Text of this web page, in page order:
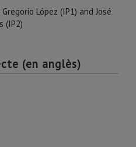
López (IP1) and José
(IP2)
(en anglès)